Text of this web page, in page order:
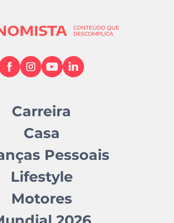
Carreira
Casa
Pessoais
Lifestyle
Motores